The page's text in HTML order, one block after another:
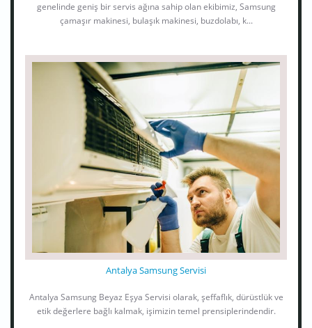
genelinde geniş bir servis ağına sahip olan ekibimiz, Samsung
çamaşır makinesi, bulaşık makinesi, buzdolabı, k...
Antalya Samsung Servisi
Antalya Samsung Beyaz Eşya Servisi olarak, şeffaflık, dürüstlük ve
etik değerlere bağlı kalmak, işimizin temel prensiplerindendir.